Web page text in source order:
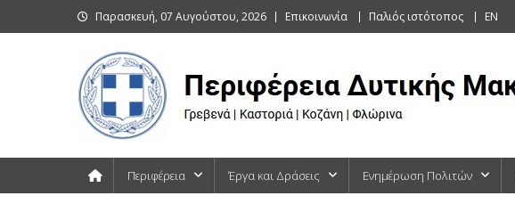
to
Παρασκευή, 07 Αυγούστου, 2026 Επικοινωνία Παλιός ιστότοπος EN
Περιφέρεια Έργα και Δράσεις Ενημέρωση Πολιτών